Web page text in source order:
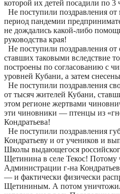
которой их детей посадили по 3
Не поступили поздравления
период пандемии
не дождались какой-либо
руководства края!
Не поступили поздравления
ставших таковыми вследствие
построены по согласованию с
уровней Кубани, а затем
Не поступили поздравления
от тысяч жителей Кубани,
этом регионе жертвами
эти чиновники — птенцы из
Кондратьева!
Не поступили поздравления
Кондратьеву и от учеников и
Школы выдающегося
Щетинина в селе Текос! Потому
Администрации г-на
— и фактически физически
Щетининым. А потом